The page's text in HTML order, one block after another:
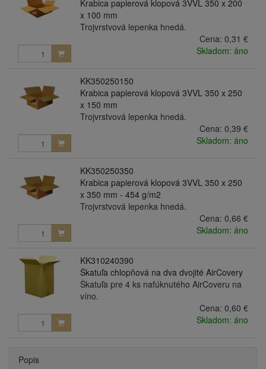
Krabica papierová klopová 3VVL 350 x 200
x 100 mm
Trojvrstvová lepenka hnedá.
Cena: 0,31 €
Skladom: áno
KK350250150
Krabica papierová klopová 3VVL 350 x 250
x 150 mm
Trojvrstvová lepenka hnedá.
Cena: 0,39 €
Skladom: áno
KK350250350
Krabica papierová klopová 3VVL 350 x 250
x 350 mm - 454 g/m2
Trojvrstvová lepenka hnedá.
Cena: 0,66 €
Skladom: áno
KK310240390
Škatuľa chlopňová na dva dvojité AirCovery
Škatuľa pre 4 ks nafúknutého AirCoveru na
víno.
Cena: 0,60 €
Skladom: áno
Popis